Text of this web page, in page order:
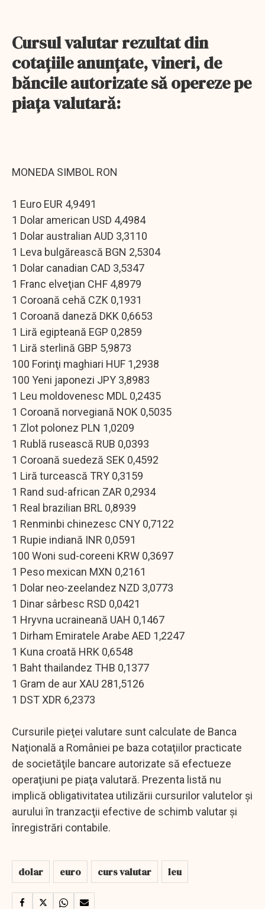
Cursul valutar rezultat din
cotaţiile anunţate, vineri, de
băncile autorizate să opereze pe
piaţa valutară:
MONEDA SIMBOL RON
1 Euro EUR 4,9491
1 Dolar american USD 4,4984
1 Dolar australian AUD 3,3110
1 Leva bulgărească BGN 2,5304
1 Dolar canadian CAD 3,5347
1 Franc elveţian CHF 4,8979
1 Coroană cehă CZK 0,1931
1 Coroană daneză DKK 0,6653
1 Liră egipteană EGP 0,2859
1 Liră sterlină GBP 5,9873
100 Forinţi maghiari HUF 1,2938
100 Yeni japonezi JPY 3,8983
1 Leu moldovenesc MDL 0,2435
1 Coroană norvegiană NOK 0,5035
1 Zlot polonez PLN 1,0209
1 Rublă rusească RUB 0,0393
1 Coroană suedeză SEK 0,4592
1 Liră turcească TRY 0,3159
1 Rand sud-african ZAR 0,2934
1 Real brazilian BRL 0,8939
1 Renminbi chinezesc CNY 0,7122
1 Rupie indiană INR 0,0591
100 Woni sud-coreeni KRW 0,3697
1 Peso mexican MXN 0,2161
1 Dolar neo-zeelandez NZD 3,0773
1 Dinar sârbesc RSD 0,0421
1 Hryvna ucraineană UAH 0,1467
1 Dirham Emiratele Arabe AED 1,2247
1 Kuna croată HRK 0,6548
1 Baht thailandez THB 0,1377
1 Gram de aur XAU 281,5126
1 DST XDR 6,2373
Cursurile pieţei valutare sunt calculate de Banca
Naţională a României pe baza cotaţiilor practicate
de societăţile bancare autorizate să efectueze
operaţiuni pe piaţa valutară. Prezenta listă nu
implică obligativitatea utilizării cursurilor valutelor şi
aurului în tranzacţii efective de schimb valutar şi
înregistrări contabile.
dolar euro curs valutar leu